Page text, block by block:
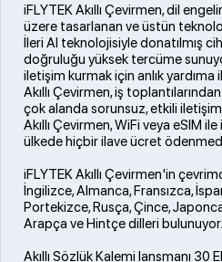
iFLYTEK Akıllı Çevirmen, dil
üzere tasarlanan ve üstün
İleri AI teknolojisiyle donatılmış
doğruluğu yüksek tercüme
iletişim kurmak için anlık
Akıllı Çevirmen, iş
çok alanda sorunsuz, etkili iletişim
Akıllı Çevirmen, WiFi veya eSIM
ülkede hiçbir ilave ücret
iFLYTEK Akıllı Çevirmen'in
İngilizce, Almanca, Fransızca,
Portekizce, Rusça, Çince,
Arapça ve Hintçe dilleri bulunuyor.
Akıllı Sözlük Kalemi lansmanı 30